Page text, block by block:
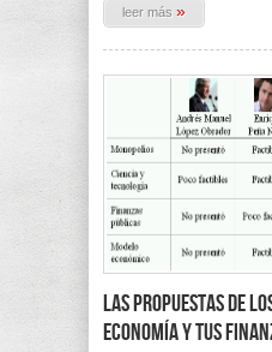
leer más »
Las propuestas de
Economía y tus